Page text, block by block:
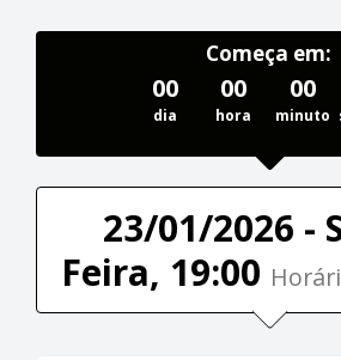
Começa em:
00
dia
00
hora
00
minuto
23/01/2026 -
Feira, 19:00